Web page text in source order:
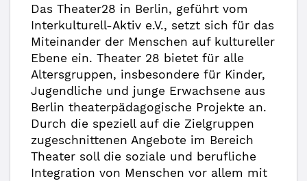
Das Theater28 in Berlin, geführt vom
Interkulturell-Aktiv e.V., setzt sich für das
Miteinander der Menschen auf kultureller
Ebene ein. Theater 28 bietet für alle
Altersgruppen, insbesondere für Kinder,
Jugendliche und junge Erwachsene aus
Berlin theaterpädagogische Projekte an.
Durch die speziell auf die Zielgruppen
zugeschnittenen Angebote im Bereich
Theater soll die soziale und berufliche
Integration von Menschen vor allem mit